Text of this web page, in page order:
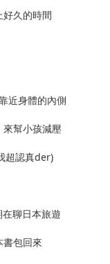
久的時間
近身體的內側
幫小孩減壓
超認真der)
在聊日本旅遊
書包回來